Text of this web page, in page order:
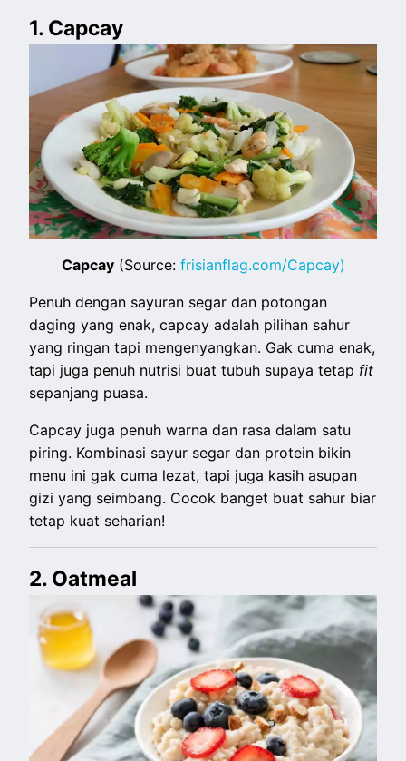
1. Capcay
Capcay(Source: frisianflag.com/Capcay)
Penuh dengan sayuran segar dan potongan
daging yang enak, capcay adalah pilihan sahur
yang ringan tapi mengenyangkan. Gak cuma enak,
tapi juga penuh nutrisi buat tubuh supaya tetap fit
sepanjang puasa.
Capcay juga penuh warna dan rasa dalam satu
piring. Kombinasi sayur segar dan protein bikin
menu ini gak cuma lezat, tapi juga kasih asupan
gizi yang seimbang. Cocok banget buat sahur biar
tetap kuat seharian!
2. Oatmeal